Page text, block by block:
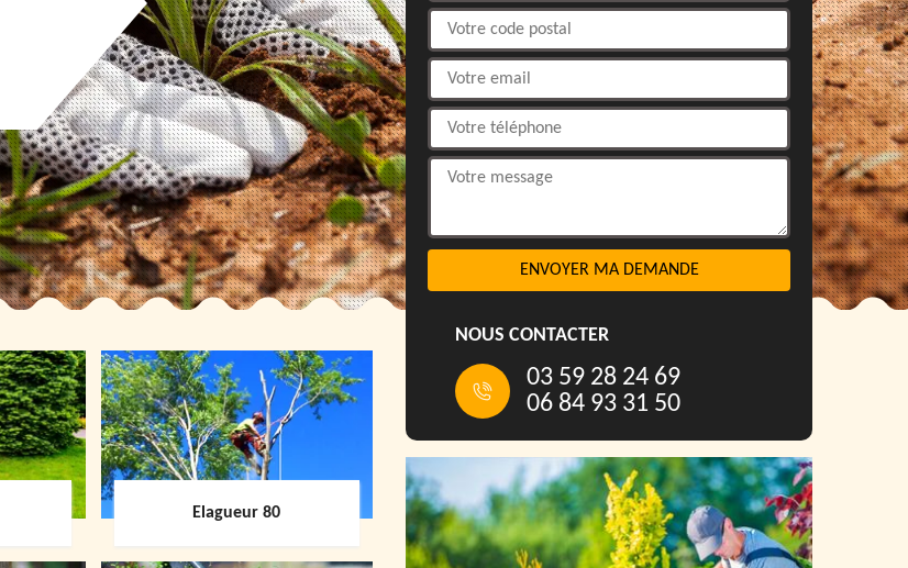
Elagueur 80
NOUS CONTACTER
03 59 28 24 69
06 84 93 31 50